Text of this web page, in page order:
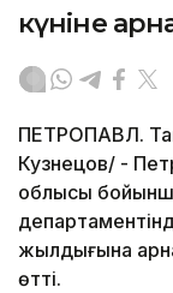
күніне
ПЕТРОПАВЛ.
Кузнецов/ -
облысы
жылдығына
өтті.